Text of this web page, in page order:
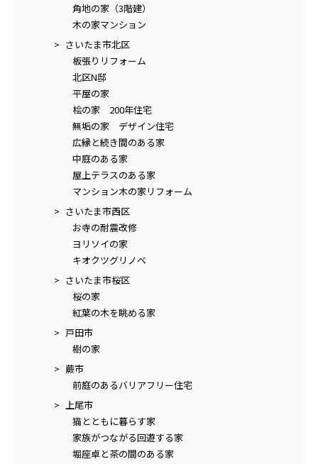
角地の家（3階建）
木の家マンション
さいたま市北区
板張りリフォーム
北区N邸
平屋の家
桧の家 200年住宅
無垢の家 デザイン住宅
広縁と続き間のある家
中庭のある家
屋上テラスのある家
マンション木の家リフォーム
さいたま市西区
お寺の耐震改修
ヨリソイの家
キオクツグリノベ
さいたま市桜区
桜の家
紅葉の木を眺める家
戸田市
樹の家
蕨市
前庭のあるバリアフリー住宅
上尾市
猫とともに暮らす家
家族がつながる回遊する家
堀座卓と茶の間のある家